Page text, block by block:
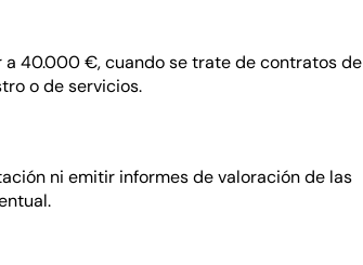
40.000 €, cuando se trate de contratos de
o de servicios.
ni emitir informes de valoración de las